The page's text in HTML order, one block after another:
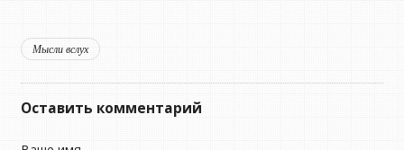
Мысли вслух
Оставить комментарий